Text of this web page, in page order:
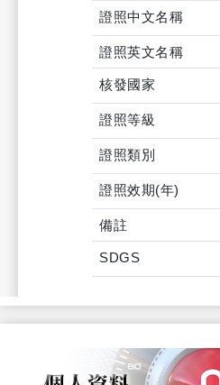
證照中文名稱
證照英文名稱
核發國家
證照等級
證照類別
證照效期(年)
備註
SDGS